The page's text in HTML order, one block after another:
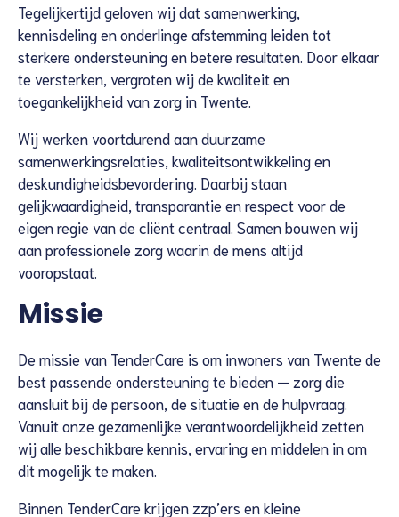
Tegelijkertijd geloven wij dat samenwerking,
kennisdeling en onderlinge afstemming leiden tot
sterkere ondersteuning en betere resultaten. Door elkaar
te versterken, vergroten wij de kwaliteit en
toegankelijkheid van zorg in Twente.
Wij werken voortdurend aan duurzame
samenwerkingsrelaties, kwaliteitsontwikkeling en
deskundigheidsbevordering. Daarbij staan
gelijkwaardigheid, transparantie en respect voor de
eigen regie van de cliënt centraal. Samen bouwen wij
aan professionele zorg waarin de mens altijd
vooropstaat.
Missie
De missie van TenderCare is om inwoners van Twente de
best passende ondersteuning te bieden — zorg die
aansluit bij de persoon, de situatie en de hulpvraag.
Vanuit onze gezamenlijke verantwoordelijkheid zetten
wij alle beschikbare kennis, ervaring en middelen in om
dit mogelijk te maken.
Binnen TenderCare krijgen zzp’ers en kleine